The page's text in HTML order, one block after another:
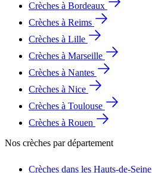
Crèches à Bordeaux
Crèches à Reims
Crèches à Lille
Crèches à Marseille
Crèches à Nantes
Crèches à Nice
Crèches à Toulouse
Crèches à Rouen
Nos crèches par département
Crèches dans les Hauts-de-Seine